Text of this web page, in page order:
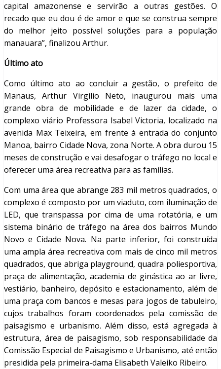
capital amazonense e servirão a outras gestões. O
recado que eu dou é de amor e que se construa sempre
do melhor jeito possível soluções para a população
manauara”, finalizou Arthur.
Último ato
Como último ato ao concluir a gestão, o prefeito de
Manaus, Arthur Virgílio Neto, inaugurou mais uma
grande obra de mobilidade e de lazer da cidade, o
complexo viário Professora Isabel Victoria, localizado na
avenida Max Teixeira, em frente à entrada do conjunto
Manoa, bairro Cidade Nova, zona Norte. A obra durou 15
meses de construção e vai desafogar o tráfego no local e
oferecer uma área recreativa para as famílias.
Com uma área que abrange 283 mil metros quadrados, o
complexo é composto por um viaduto, com iluminação de
LED, que transpassa por cima de uma rotatória, e um
sistema binário de tráfego na área dos bairros Mundo
Novo e Cidade Nova. Na parte inferior, foi construída
uma ampla área recreativa com mais de cinco mil metros
quadrados, que abriga playground, quadra poliesportiva,
praça de alimentação, academia de ginástica ao ar livre,
vestiário, banheiro, depósito e estacionamento, além de
uma praça com bancos e mesas para jogos de tabuleiro,
cujos trabalhos foram coordenados pela comissão de
paisagismo e urbanismo. Além disso, está agregada à
estrutura, área de paisagismo, sob responsabilidade da
Comissão Especial de Paisagismo e Urbanismo, até então
presidida pela primeira-dama Elisabeth Valeiko Ribeiro.